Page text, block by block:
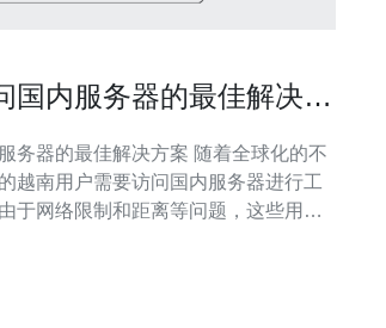
国内服务器的最佳解决方
最佳解决方案 随着全球化的不
越南用户需要访问国内服务器进行工
于网络限制和距离等问题，这些用户
可以帮助用户隐藏IP地址，突破地